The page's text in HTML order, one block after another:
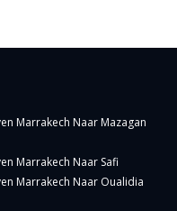
Marrakech Naar Mazagan
Marrakech Naar Safi
Marrakech Naar Oualidia